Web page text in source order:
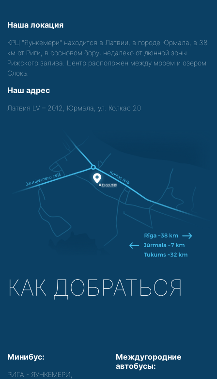
Наша локация
КРЦ "Яункемери" находится в Латвии, в городе Юрмала, в 38
км от Риги, в сосновом бору, недалеко от дюнной зоны
Рижского залива. Центр расположен между морем и озером
Слока.
Наш адрес
Латвия LV – 2012, Юрмала, ул. Колкас 20
КАК ДОБРАТЬСЯ
Минибус:
РИГА - ЯУНКЕМЕРИ,
Междугородние
автобусы: